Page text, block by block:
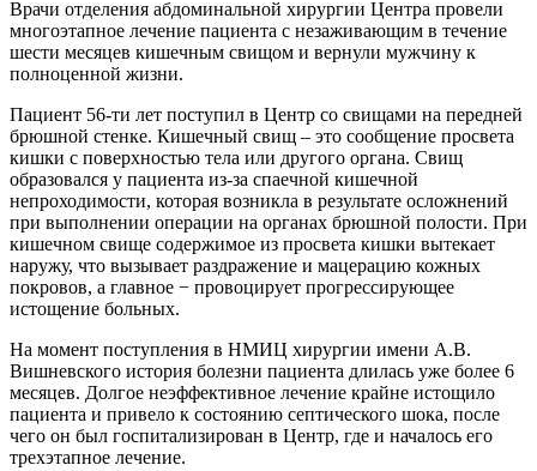
Врачи отделения абдоминальной хирургии Центра провели
многоэтапное лечение пациента с незаживающим в течение
шести месяцев кишечным свищом и вернули мужчину к
полноценной жизни.
Пациент 56-ти лет поступил в Центр со свищами на передней
брюшной стенке. Кишечный свищ – это сообщение просвета
кишки с поверхностью тела или другого органа. Свищ
образовался у пациента из-за спаечной кишечной
непроходимости, которая возникла в результате осложнений
при выполнении операции на органах брюшной полости. При
кишечном свище содержимое из просвета кишки вытекает
наружу, что вызывает раздражение и мацерацию кожных
покровов, а главное − провоцирует прогрессирующее
истощение больных.
На момент поступления в НМИЦ хирургии имени А.В.
Вишневского история болезни пациента длилась уже более 6
месяцев. Долгое неэффективное лечение крайне истощило
пациента и привело к состоянию септического шока, после
чего он был госпитализирован в Центр, где и началось его
трехэтапное лечение.